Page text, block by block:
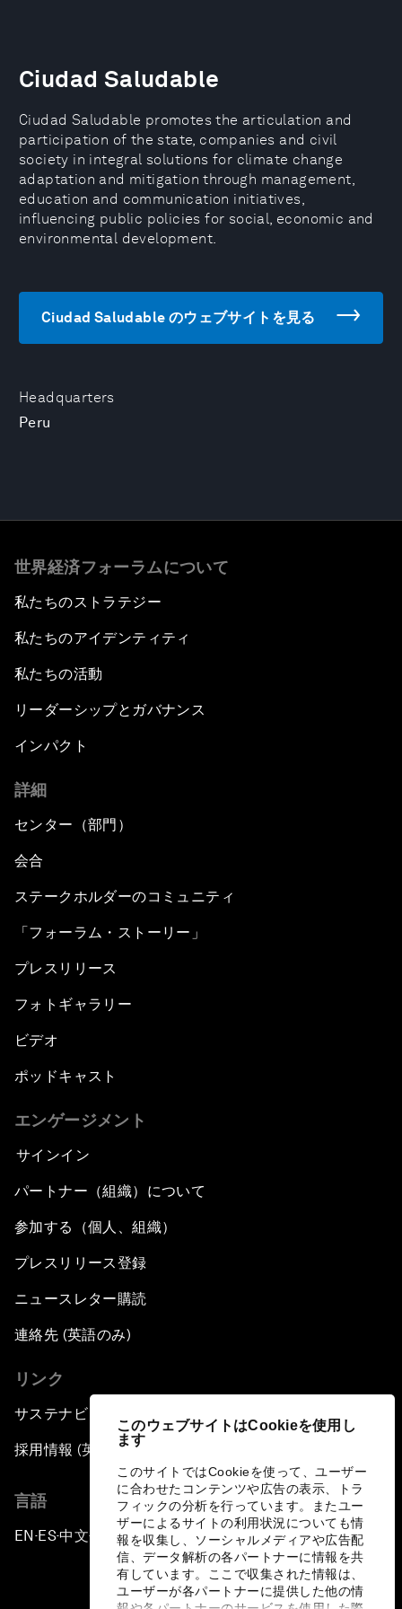
このウェブサイトはCookieを使用し
ます
このサイトではCookieを使って、ユーザー
に合わせたコンテンツや広告の表示、トラ
フィックの分析を行っています。またユー
ザーによるサイトの利用状況についても情
報を収集し、ソーシャルメディアや広告配
信、データ解析の各パートナーに情報を共
有しています。ここで収集された情報は、
ユーザーが各パートナーに提供した他の情
Headquarters
Peru
Ciudad Saludable
Ciudad Saludable promotes the articulation and
participation of the state, companies and civil
society in integral solutions for climate change
adaptation and mitigation through management,
education and communication initiatives,
influencing public policies for social, economic and
environmental development.
Ciudad Saludable のウェブサイトを見る
世界経済フォーラムについて
私たちのストラテジー
私たちのアイデンティティ
私たちの活動
リーダーシップとガバナンス
インパクト
詳細
センター（部門）
会合
ステークホルダーのコミュニティ
「フォーラム・ストーリー」
プレスリリース
フォトギャラリー
ビデオ
ポッドキャスト
エンゲージメント
サインイン
パートナー（組織）について
参加する（個人、組織）
プレスリリース登録
ニュースレター購読
連絡先 (英語のみ)
リンク
サステナビリティへの取り組み
採用情報 (英語のみ)
言語
EN ▪ES▪中文▪ 日本語